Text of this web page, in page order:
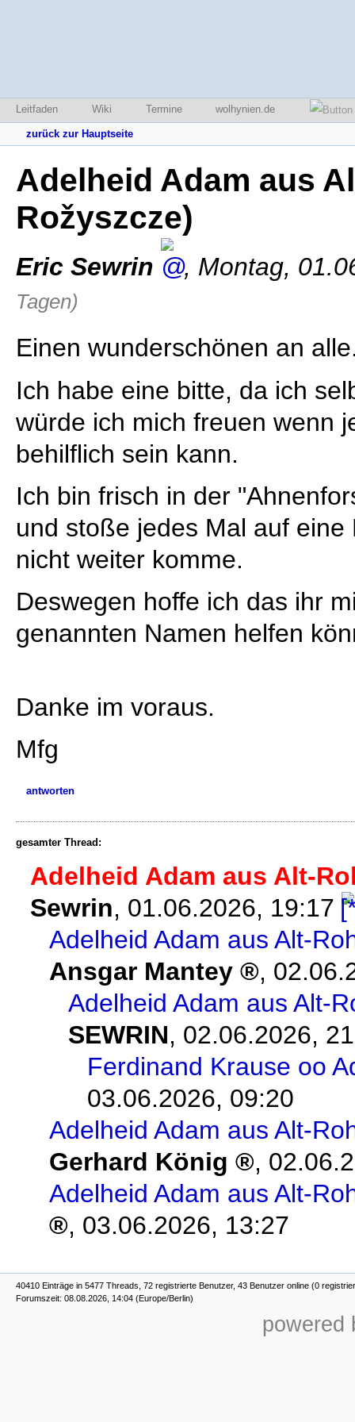
Leitfaden Wiki Termine wolhynien.de
zurück zur Hauptseite
Adelheid Adam aus
Rožyszcze)
Eric Sewrin , Montag,
Tagen)
Einen wunderschönen an
Ich habe eine bitte, da ich
würde ich mich freuen wenn
behilflich sein kann.
Ich bin frisch in der
und stoße jedes Mal auf
nicht weiter komme.
Deswegen hoffe ich das ihr
genannten Namen helfen
Danke im voraus.
Mfg
antworten
gesamter Thread:
Adelheid Adam aus Alt-
Sewrin, 01.06.2026, 19:17
Adelheid Adam aus Alt-
Ansgar Mantey
,
Adelheid Adam aus Alt-
SEWRIN, 02.06.2026,
Ferdinand Krause oo
03.06.2026, 09:20
Adelheid Adam aus Alt-
Gerhard König
,
Adelheid Adam aus Alt-
, 03.06.2026, 13:27
40410 Einträge in 5477 Threads, 72 registrierte Benutzer, 43 Benutzer online (0
Forumszeit: 08.08.2026, 14:04 (Europe/Berlin)
powered